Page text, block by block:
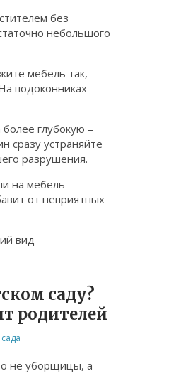
без
небольшого
мебель так,
подоконниках
глубокую –
сразу устраняйте
разрушения.
на мебель
от неприятных
вид
саду?
родителей
не уборщицы, а